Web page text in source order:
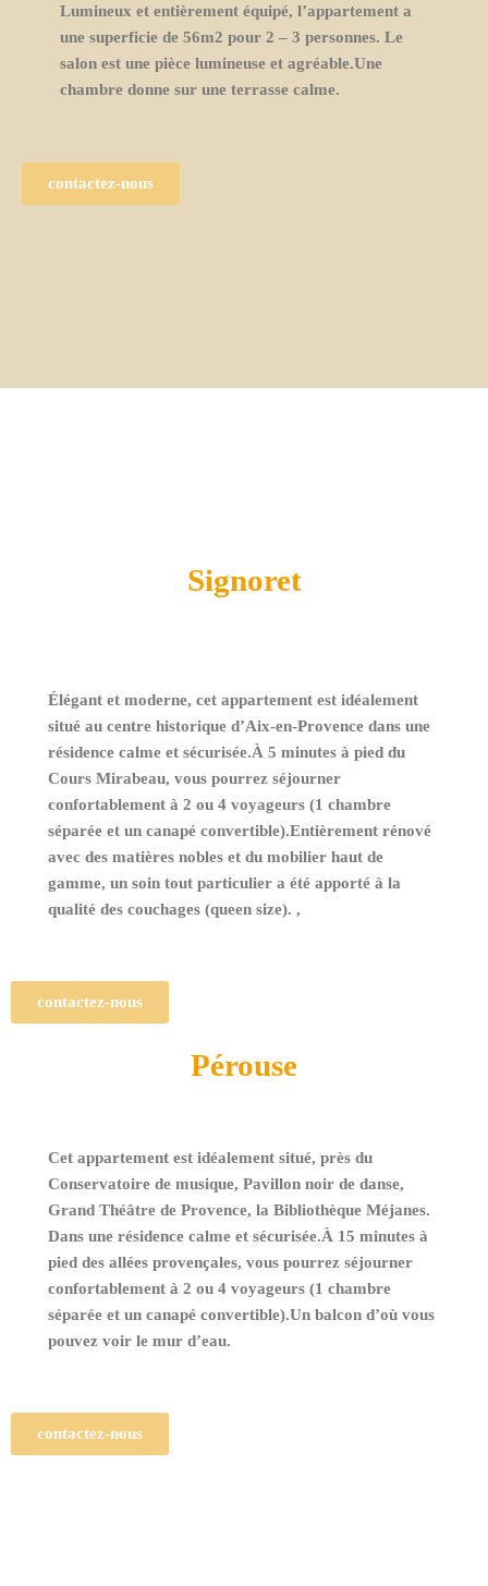
Lumineux et entièrement équipé, l’appartement a
une superficie de 56m2 pour 2 – 3 personnes. Le
salon est une pièce lumineuse et agréable.Une
chambre donne sur une terrasse calme.
contactez-nous
Signoret
Élégant et moderne, cet appartement est idéalement
situé au centre historique d’Aix-en-Provence dans une
résidence calme et sécurisée.À 5 minutes à pied du
Cours Mirabeau, vous pourrez séjourner
confortablement à 2 ou 4 voyageurs (1 chambre
séparée et un canapé convertible).Entièrement rénové
avec des matières nobles et du mobilier haut de
gamme, un soin tout particulier a été apporté à la
qualité des couchages (queen size). ,
contactez-nous
Pérouse
Cet appartement est idéalement situé, près du
Conservatoire de musique, Pavillon noir de danse,
Grand Théâtre de Provence, la Bibliothèque Méjanes.
Dans une résidence calme et sécurisée.À 15 minutes à
pied des allées provençales, vous pourrez séjourner
confortablement à 2 ou 4 voyageurs (1 chambre
séparée et un canapé convertible).Un balcon d’où vous
pouvez voir le mur d’eau.
contactez-nous